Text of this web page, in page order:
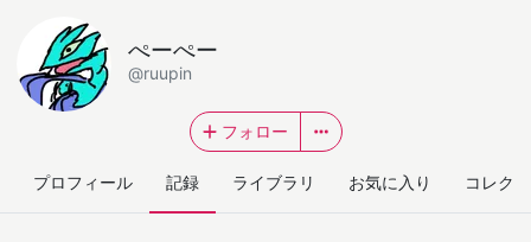
ぺーぺー
@ruupin
フォロー
プロフィール 記録 ライブラリ お気に入り コレク